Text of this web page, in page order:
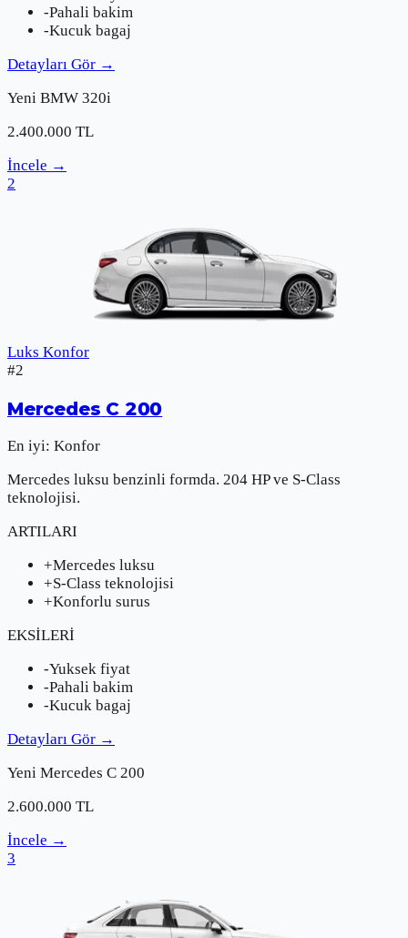
-Pahali bakim
-Kucuk bagaj
Detayları Gör →
Yeni BMW 320i
2.400.000 TL
İncele →
2
Luks Konfor
#2
Mercedes C 200
En iyi: Konfor
Mercedes luksu benzinli formda. 204 HP ve S-Class
teknolojisi.
ARTILARI
+Mercedes luksu
+S-Class teknolojisi
+Konforlu surus
EKSİLERİ
-Yuksek fiyat
-Pahali bakim
-Kucuk bagaj
Detayları Gör →
Yeni Mercedes C 200
2.600.000 TL
İncele →
3